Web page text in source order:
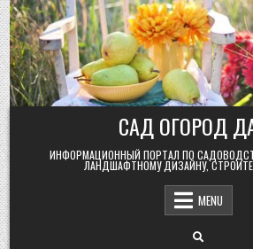
Skip
to
content
САД ОГОРОД
ИНФОРМАЦИОННЫЙ ПОРТАЛ ПО
ЛАНДШАФТНОМУ ДИЗАЙНУ,
MENU